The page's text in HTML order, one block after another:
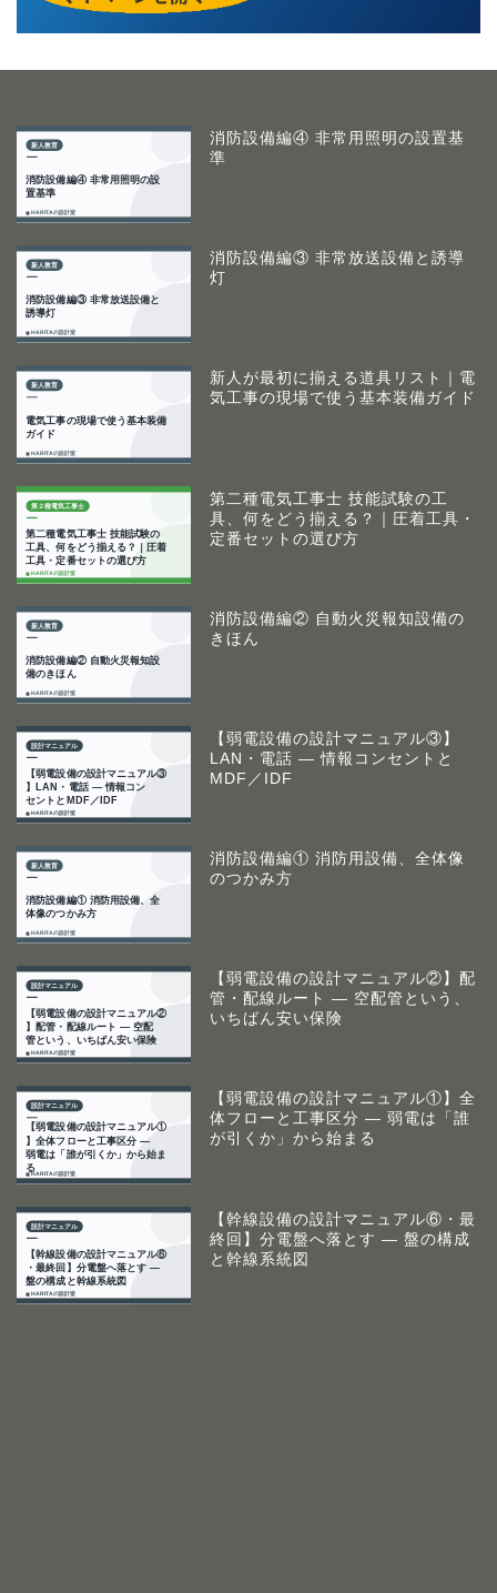
消防設備編④ 非常用照明の設置基
準
消防設備編③ 非常放送設備と誘導
灯
新人が最初に揃える道具リスト｜電
気工事の現場で使う基本装備ガイド
第二種電気工事士 技能試験の工
具、何をどう揃える？｜圧着工具・
定番セットの選び方
消防設備編② 自動火災報知設備の
きほん
【弱電設備の設計マニュアル③】
LAN・電話 ― 情報コンセントと
MDF／IDF
消防設備編① 消防用設備、全体像
のつかみ方
【弱電設備の設計マニュアル②】配
管・配線ルート ― 空配管という、
いちばん安い保険
【弱電設備の設計マニュアル①】全
体フローと工事区分 ― 弱電は「誰
が引くか」から始まる
【幹線設備の設計マニュアル⑥・最
終回】分電盤へ落とす ― 盤の構成
と幹線系統図